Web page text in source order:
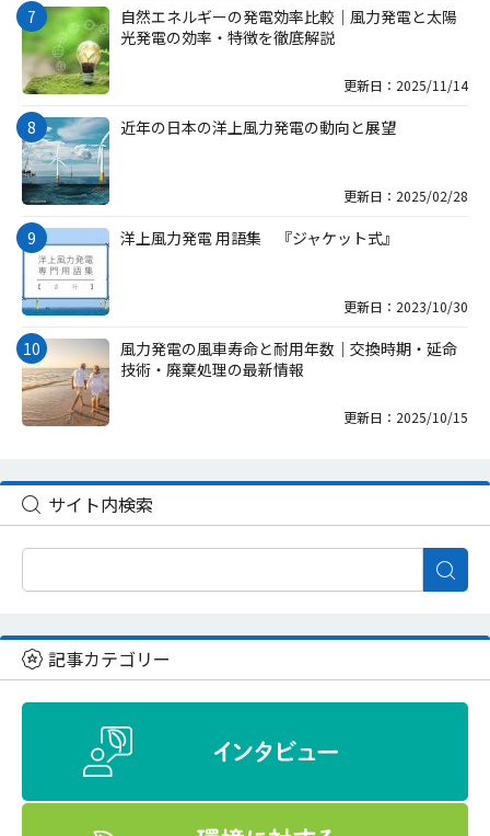
自然エネルギーの発電効率比較｜風力発電と太陽
光発電の効率・特徴を徹底解説
更新日：2025/11/14
近年の日本の洋上風力発電の動向と展望
更新日：2025/02/28
洋上風力発電 用語集 『ジャケット式』
更新日：2023/10/30
風力発電の風車寿命と耐用年数｜交換時期・延命
技術・廃棄処理の最新情報
更新日：2025/10/15
サイト内検索
記事カテゴリー